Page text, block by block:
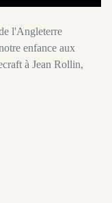
l'Angleterre
enfance aux
à Jean Rollin,